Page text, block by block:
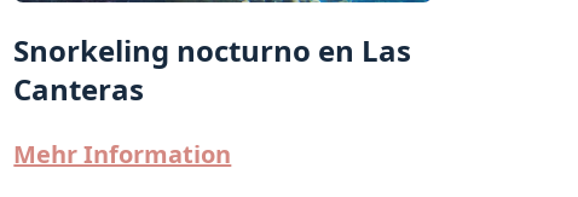
Snorkeling nocturno en Las
Canteras
Mehr Information